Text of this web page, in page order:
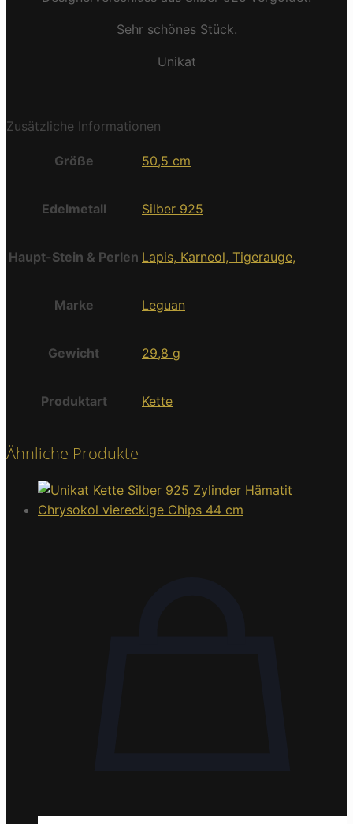
Sehr schönes Stück.
Unikat
Zusätzliche Informationen
Größe 50,5 cm
Edelmetall Silber 925
Haupt-Stein & Perlen Lapis, Karneol, Tigerauge,
Marke Leguan
Gewicht 29,8 g
Produktart Kette
Ähnliche Produkte